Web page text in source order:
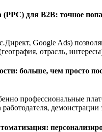
для B2B: точное
Google Ads)
отрасль,
больше, чем просто
профессиональные
работодателя,